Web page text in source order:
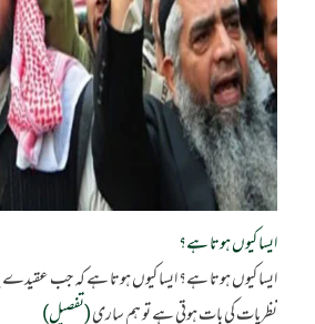
ایسا کیوں ہوتا ہے؟
ایسا کیوں ہوتا ہے؟ ایسا کیوں ہوتا ہے کہ جب عقیدے
نظریات کی بات ہوتی ہے تو ہم ساری(تفصیل)